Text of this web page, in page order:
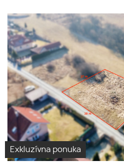
Stavebný pozemok Kanaš s
asfaltovou cestou na predaj.
Exkluzívna ponuka